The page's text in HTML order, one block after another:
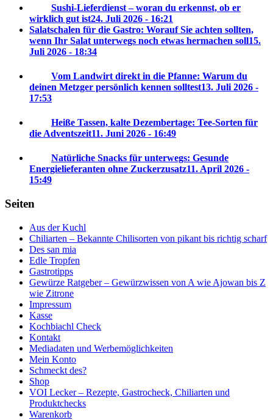
Sushi-Lieferdienst – woran du erkennst, ob er
wirklich gut ist24. Juli 2026 - 16:21
Salatschalen für die Gastro: Worauf Sie achten sollten,
wenn Ihr Salat unterwegs noch etwas hermachen soll15.
Juli 2026 - 18:34
Vom Landwirt direkt in die Pfanne: Warum du
deinen Metzger persönlich kennen solltest13. Juli 2026 -
17:53
Heiße Tassen, kalte Dezembertage: Tee-Sorten für
die Adventszeit11. Juni 2026 - 16:49
Natürliche Snacks für unterwegs: Gesunde
Energielieferanten ohne Zuckerzusatz11. April 2026 -
15:49
Seiten
Aus der Kuchl
Chiliarten – Bekannte Chilisorten von pikant bis richtig scharf
Des san mia
Edle Tropfen
Gastrotipps
Gewürze Ratgeber – Gewürzwissen von A wie Ajowan bis Z
wie Zitrone
Impressum
Kasse
Kochbiachl Check
Kontakt
Mediadaten und Werbemöglichkeiten
Mein Konto
Schmeckt des?
Shop
VOI Lecker – Rezepte, Gastrocheck, Chiliarten und
Produktchecks
Warenkorb